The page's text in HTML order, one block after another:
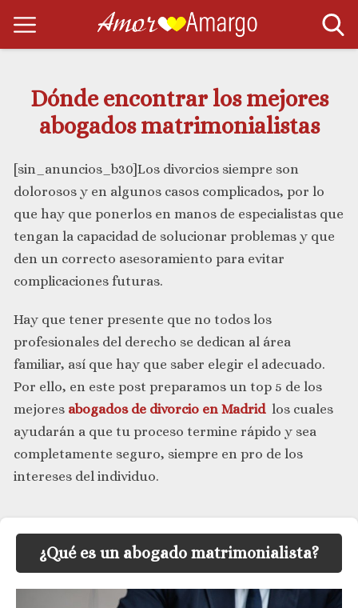
Dónde encontrar los mejores
abogados matrimonialistas
[sin_anuncios_b30]Los divorcios siempre son
dolorosos y en algunos casos complicados, por lo
que hay que ponerlos en manos de especialistas que
tengan la capacidad de solucionar problemas y que
den un correcto asesoramiento para evitar
complicaciones futuras.
Hay que tener presente que no todos los
profesionales del derecho se dedican al área
familiar, así que hay que saber elegir el adecuado.
Por ello, en este post preparamos un top 5 de los
mejores abogados de divorcio en Madrid los cuales
ayudarán a que tu proceso termine rápido y sea
completamente seguro, siempre en pro de los
intereses del individuo.
¿Qué es un abogado matrimonialista?